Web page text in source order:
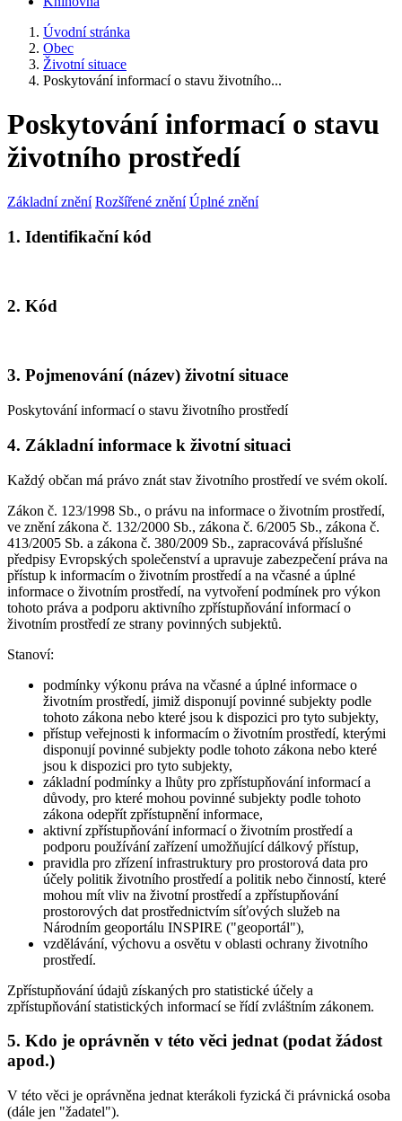
Úvodní stránka
Obec
Životní situace
Poskytování informací o stavu životního...
Poskytování informací o stavu
životního prostředí
Základní znění Rozšířené znění Úplné znění
1. Identifikační kód
2. Kód
3. Pojmenování (název) životní situace
Poskytování informací o stavu životního prostředí
4. Základní informace k životní situaci
Každý občan má právo znát stav životního prostředí ve svém okolí.
Zákon č. 123/1998 Sb., o právu na informace o životním prostředí,
ve znění zákona č. 132/2000 Sb., zákona č. 6/2005 Sb., zákona č.
413/2005 Sb. a zákona č. 380/2009 Sb., zapracovává příslušné
předpisy Evropských společenství a upravuje zabezpečení práva na
přístup k informacím o životním prostředí a na včasné a úplné
informace o životním prostředí, na vytvoření podmínek pro výkon
tohoto práva a podporu aktivního zpřístupňování informací o
životním prostředí ze strany povinných subjektů.
Stanoví:
podmínky výkonu práva na včasné a úplné informace o
životním prostředí, jimiž disponují povinné subjekty podle
tohoto zákona nebo které jsou k dispozici pro tyto subjekty,
přístup veřejnosti k informacím o životním prostředí, kterými
disponují povinné subjekty podle tohoto zákona nebo které
jsou k dispozici pro tyto subjekty,
základní podmínky a lhůty pro zpřístupňování informací a
důvody, pro které mohou povinné subjekty podle tohoto
zákona odepřít zpřístupnění informace,
aktivní zpřístupňování informací o životním prostředí a
podporu používání zařízení umožňující dálkový přístup,
pravidla pro zřízení infrastruktury pro prostorová data pro
účely politik životního prostředí a politik nebo činností, které
mohou mít vliv na životní prostředí a zpřístupňování
prostorových dat prostřednictvím síťových služeb na
Národním geoportálu INSPIRE ("geoportál"),
vzdělávání, výchovu a osvětu v oblasti ochrany životního
prostředí.
Zpřístupňování údajů získaných pro statistické účely a
zpřístupňování statistických informací se řídí zvláštním zákonem.
5. Kdo je oprávněn v této věci jednat (podat žádost
apod.)
V této věci je oprávněna jednat kterákoli fyzická či právnická osoba
(dále jen "žadatel").